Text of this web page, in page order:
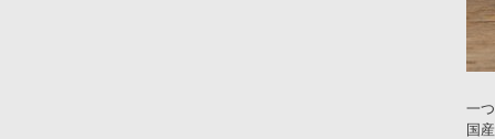
一
国